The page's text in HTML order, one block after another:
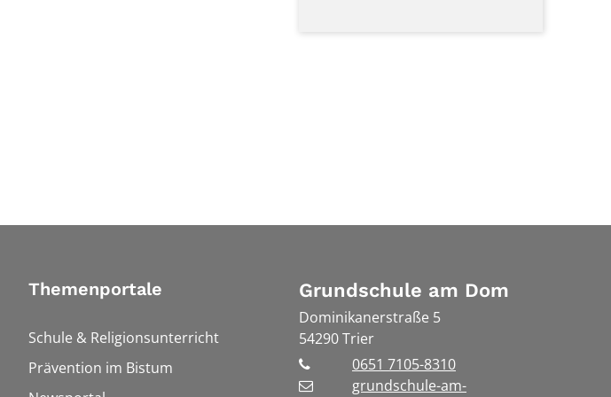
Themenportale
Schule & Religionsunterricht
Prävention im Bistum
Grundschule am Dom
Dominikanerstraße 5
54290Trier
0651 7105-8310
grundschule-am-